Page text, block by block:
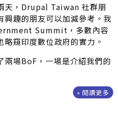
天，Drupal Taiwan 社群朋
興趣的朋友可以加減參考。我
Summit，多數內容
窺印度數位政府的實力。
兩場BoF，一場是介紹我們的
» 閱讀更多